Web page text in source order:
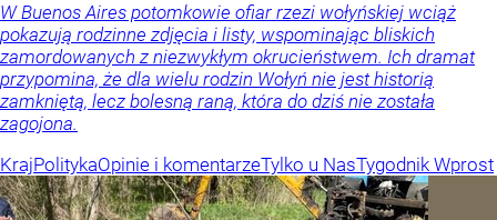
W Buenos Aires potomkowie ofiar rzezi wołyńskiej wciąż
pokazują rodzinne zdjęcia i listy, wspominając bliskich
zamordowanych z niezwykłym okrucieństwem. Ich dramat
przypomina, że dla wielu rodzin Wołyń nie jest historią
zamkniętą, lecz bolesną raną, która do dziś nie została
zagojona.
KrajPolitykaOpinie i komentarzeTylko u NasTygodnik Wprost